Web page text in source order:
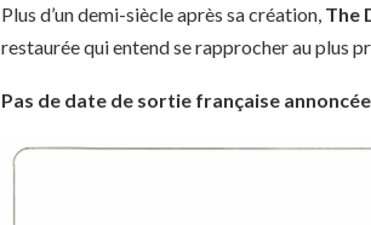
Plus d’un demi-siècle après sa création, The
restaurée qui entend se rapprocher au plus
Pas de date de sortie française